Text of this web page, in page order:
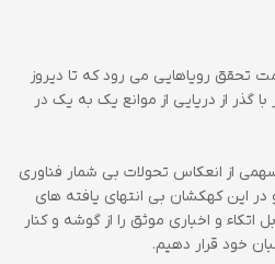
تحقق رویاهایی می رود که تا دیروز
گذر از دریایی از موانع یک به یک در
از انعکاس تحولات بی شمار فناوری
در این کهکشان بی انتهای یافته های
و اخباری موثق را از گوشه و کنار
خود قرار دهیم.